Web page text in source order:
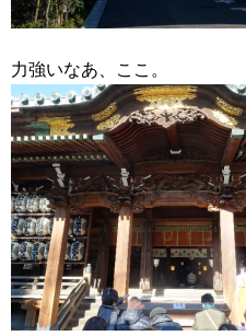
力強いなあ、ここ。